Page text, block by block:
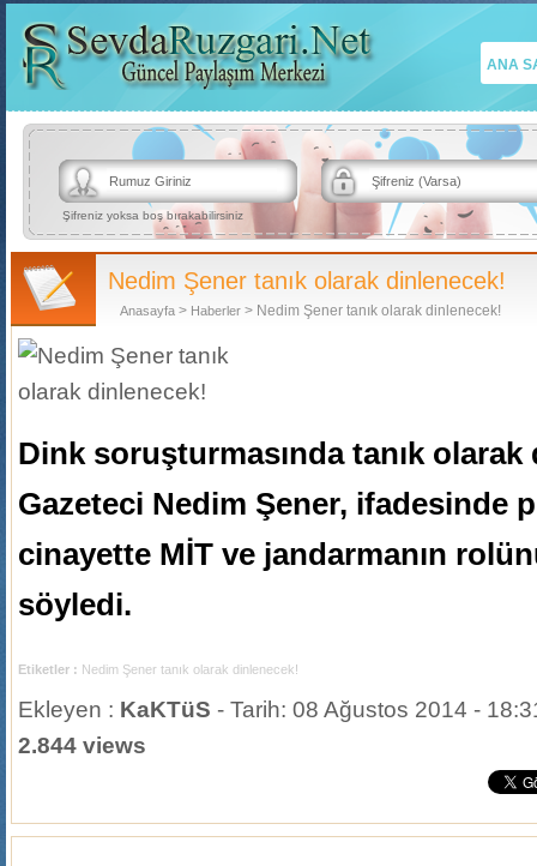
ANA
Şifreniz yoksa boş bırakabilirsiniz
Nedim Şener tanık olarak dinlenecek!
Anasayfa > Haberler > Nedim Şener tanık olarak dinlenecek!
Dink soruşturmasında tanık
Gazeteci Nedim Şener, ifadesinde
cinayette MİT ve jandarmanın
söyledi.
Etiketler : Nedim Şener tanık olarak dinlenecek!
Ekleyen : KaKTüS - Tarih: 08 Ağustos 2014 -
2.844 views